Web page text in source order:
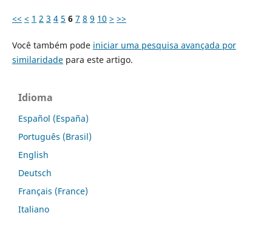
<< < 1 2 3 4 5 6 7 8 9 10 > >>
Você também pode iniciar uma pesquisa avançada por
similaridadepara este artigo.
Idioma
Español (España)
Português (Brasil)
English
Deutsch
Français (France)
Italiano